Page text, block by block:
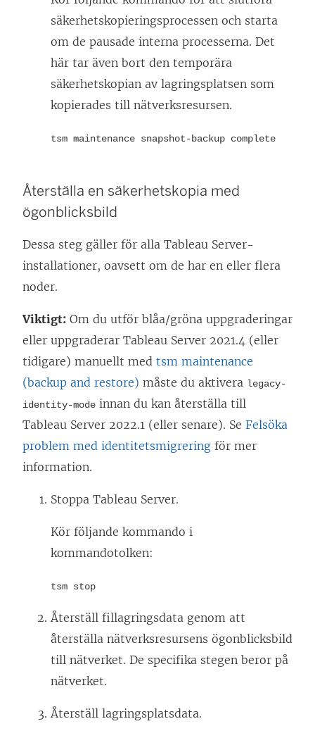
säkerhetskopieringsprocessen och starta
om de pausade interna processerna. Det
här tar även bort den temporära
säkerhetskopian av lagringsplatsen som
kopierades till nätverksresursen.
tsm maintenance snapshot-backup complete
Återställa en säkerhetskopia med
ögonblicksbild
Dessa steg gäller för alla Tableau Server-
installationer, oavsett om de har en eller flera
noder.
Viktigt: Om du utför blåa/gröna uppgraderingar
eller uppgraderar Tableau Server 2021.4 (eller
tidigare) manuellt med tsm maintenance
(backup and restore) måste du aktivera legacy-
identity-mode innan du kan återställa till
Tableau Server 2022.1 (eller senare). Se Felsöka
problem med identitetsmigrering för mer
information.
Stoppa Tableau Server.
Kör följande kommando i
kommandotolken:
tsm stop
Återställ fillagringsdata genom att
återställa nätverksresursens ögonblicksbild
till nätverket. De specifika stegen beror på
nätverket.
Återställ lagringsplatsdata.